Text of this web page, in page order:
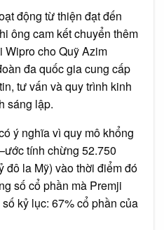
động từ thiện đạt đến
ông cam kết chuyển thêm
Wipro cho Quỹ Azim
đa quốc gia cung cấp
tư vấn và quy trình kinh
sáng lập.
ý nghĩa vì quy mô khổng
tính chừng 52.750
đô la Mỹ) vào thời điểm đó
số cổ phần mà Premji
kỷ lục: 67% cổ phần của